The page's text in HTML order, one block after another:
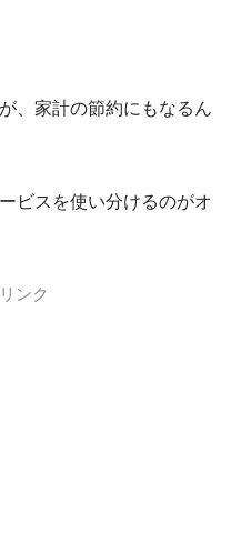
、家計の節約にもなるん
ビスを使い分けるのがオ
ンク